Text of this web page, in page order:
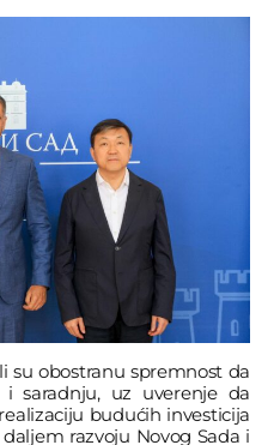
su obostranu spremnost da
saradnju, uz uverenje da
budućih investicija
razvoju Novog Sada i